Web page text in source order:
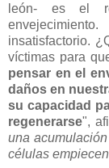
león- es el
insatisfactorio.
víctimas para
pensar en el
daños en
su capacidad
regenerarse",
una
células